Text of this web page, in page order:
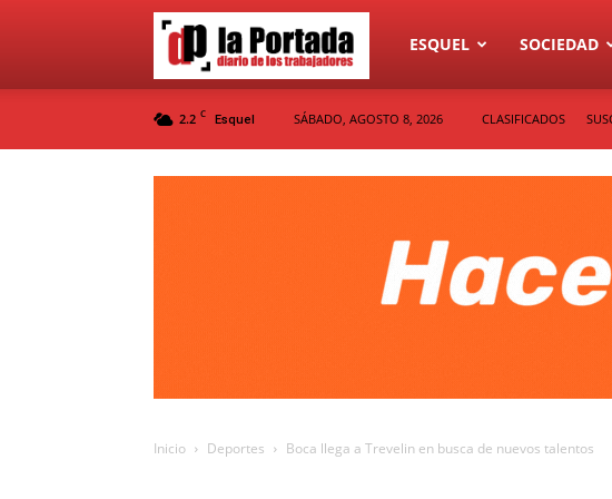
Diario
ESQUEL SOCIEDAD
2.2 C Esquel SÁBADO, AGOSTO 8, 2026 CLASIFICADOS
Inicio Deportes Boca llega a Trevelin en busca de nuevos talentos